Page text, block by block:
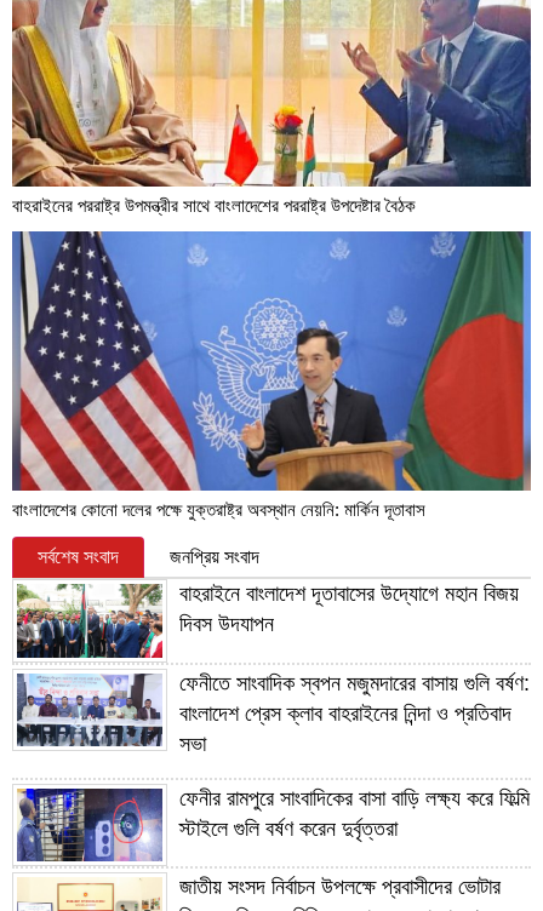
বাহরাইনের পররাষ্ট্র উপমন্ত্রীর সাথে বাংলাদেশের পররাষ্ট্র উপদেষ্টার বৈঠক
বাংলাদেশের কোনো দলের পক্ষে যুক্তরাষ্ট্র অবস্থান নেয়নি: মার্কিন দূতাবাস
সর্বশেষ সংবাদ জনপ্রিয় সংবাদ
বাহরাইনে বাংলাদেশ দূতাবাসের উদ্যোগে মহান বিজয়
দিবস উদযাপন
ফেনীতে সাংবাদিক স্বপন মজুমদারের বাসায় গুলি বর্ষণ:
বাংলাদেশ প্রেস ক্লাব বাহরাইনের নিন্দা ও প্রতিবাদ
সভা
ফেনীর রামপুরে সাংবাদিকের বাসা বাড়ি লক্ষ্য করে ফিল্মি
স্টাইলে গুলি বর্ষণ করেন দুর্বৃত্তরা
জাতীয় সংসদ নির্বাচন উপলক্ষে প্রবাসীদের ভোটার